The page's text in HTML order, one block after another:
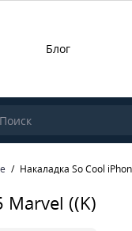
Блог
Накаладка So Cool
Marvel ((K)